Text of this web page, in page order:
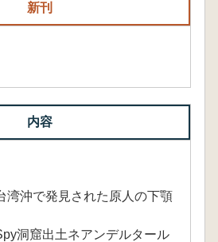
新刊
内容
沖で発見された原人の下顎
洞窟出土ネアンデルタール